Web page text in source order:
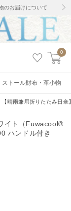
のお届けについて
0
ストール財布・革小物
【晴雨兼用折りたたみ日
イト（Fuwacool®
ハンドル付き